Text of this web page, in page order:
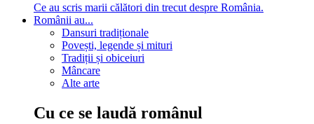
Ce au scris marii călători din trecut despre România.
Românii au...
Dansuri tradiționale
Povești, legende și mituri
Tradiții și obiceiuri
Mâncare
Alte arte
Cu ce se laudă românul